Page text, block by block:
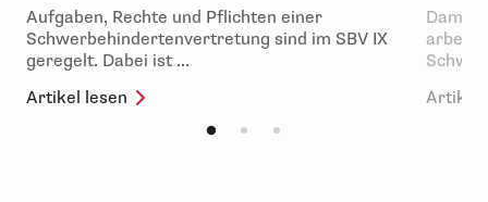
Aufgaben, Rechte und Pflichten einer
Schwerbehindertenvertretung sind im SBV IX
geregelt. Dabei ist ...
Artikel lesen
Damit
Artikel